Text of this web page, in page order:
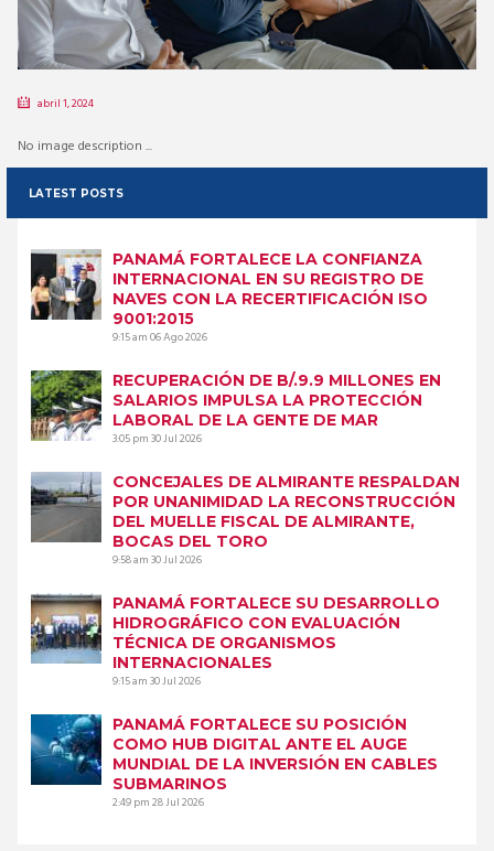
abril 1, 2024
No image description ...
LATEST POSTS
PANAMÁ FORTALECE LA CONFIANZA
INTERNACIONAL EN SU REGISTRO DE
NAVES CON LA RECERTIFICACIÓN ISO
9001:2015
9:15 am06 Ago 2026
RECUPERACIÓN DE B/.9.9 MILLONES EN
SALARIOS IMPULSA LA PROTECCIÓN
LABORAL DE LA GENTE DE MAR
3:05 pm30 Jul 2026
CONCEJALES DE ALMIRANTE RESPALDAN
POR UNANIMIDAD LA RECONSTRUCCIÓN
DEL MUELLE FISCAL DE ALMIRANTE,
BOCAS DEL TORO
9:58 am30 Jul 2026
PANAMÁ FORTALECE SU DESARROLLO
HIDROGRÁFICO CON EVALUACIÓN
TÉCNICA DE ORGANISMOS
INTERNACIONALES
9:15 am30 Jul 2026
PANAMÁ FORTALECE SU POSICIÓN
COMO HUB DIGITAL ANTE EL AUGE
MUNDIAL DE LA INVERSIÓN EN CABLES
SUBMARINOS
2:49 pm28 Jul 2026